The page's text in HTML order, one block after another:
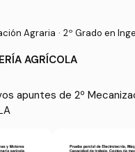
Agraria · 2º Grado en
AGRÍCOLA
apuntes de 2º